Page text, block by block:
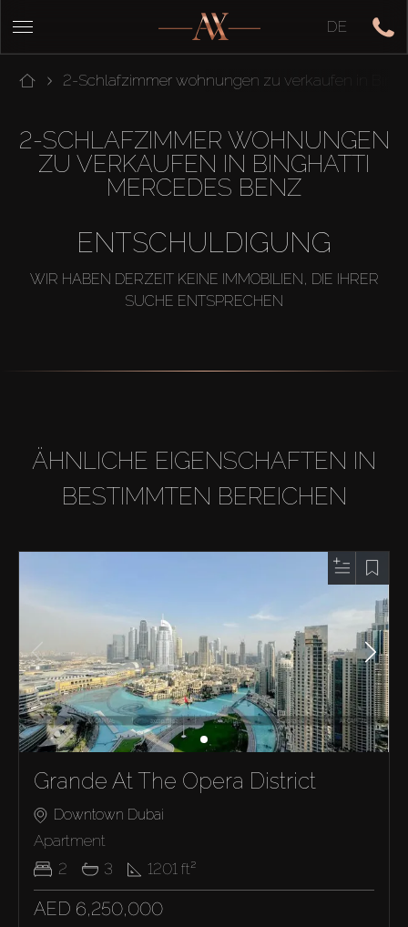
DE
2-Schlafzimmer wohnungen zu verkaufen in
2-SCHLAFZIMMER WOHNUNGEN
ZU VERKAUFEN IN BINGHATTI
MERCEDES BENZ
ENTSCHULDIGUNG
WIR HABEN DERZEIT KEINE IMMOBILIEN, DIE IHRER
SUCHE ENTSPRECHEN
ÄHNLICHE EIGENSCHAFTEN IN
BESTIMMTEN BEREICHEN
Grande At The Opera District
Downtown Dubai
Apartment
2
3 1201 ft²
AED 6,250,000